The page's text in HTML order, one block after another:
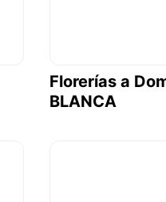
Florerías a
BLANCA